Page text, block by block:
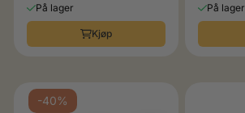
På lager
Kjøp
På lager
-40%